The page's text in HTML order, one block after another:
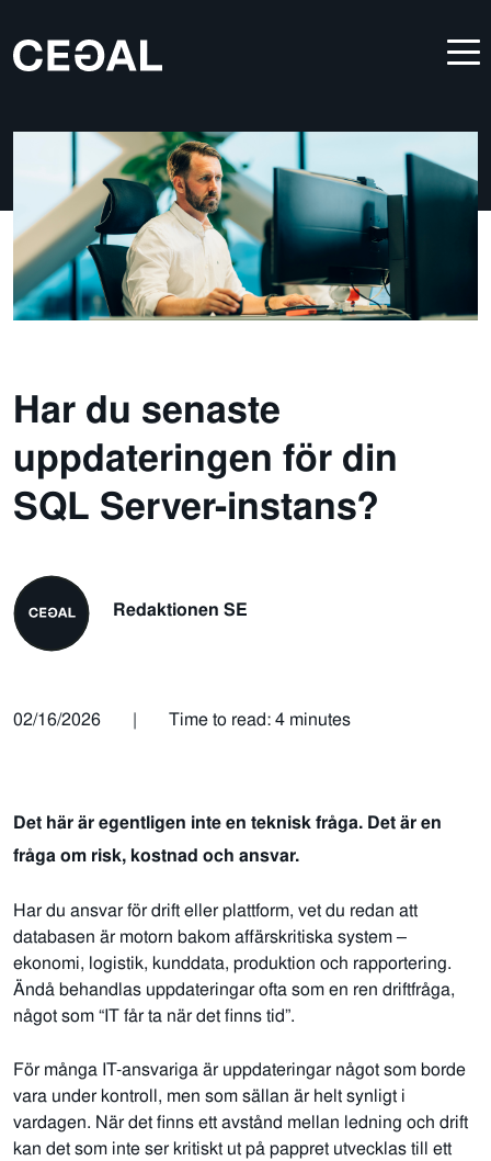
Har du senaste
uppdateringen för din
SQL Server-instans?
Redaktionen SE
02/16/2026 | Time to read: 4 minutes
Det här är egentligen inte en teknisk fråga. Det är en
fråga om risk, kostnad och ansvar.
Har du ansvar för drift eller plattform, vet du redan att
databasen är motorn bakom affärskritiska system –
ekonomi, logistik, kunddata, produktion och rapportering.
Ändå behandlas uppdateringar ofta som en ren driftfråga,
något som “IT får ta när det finns tid”.
För många IT-ansvariga är uppdateringar något som borde
vara under kontroll, men som sällan är helt synligt i
vardagen. När det finns ett avstånd mellan ledning och drift
kan det som inte ser kritiskt ut på pappret utvecklas till ett